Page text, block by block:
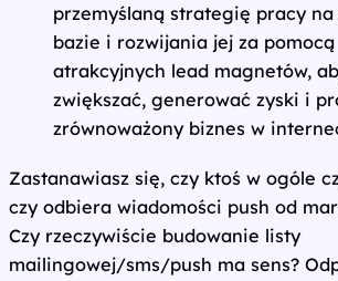
przemyślaną strategię pracy na
bazie i rozwijania jej za pomocą
atrakcyjnych lead magnetów,
zwiększać, generować zyski i
zrównoważony biznes w
Zastanawiasz się, czy ktoś w ogóle
czy odbiera wiadomości push od
Czy rzeczywiście budowanie listy
mailingowej/sms/push ma sens?